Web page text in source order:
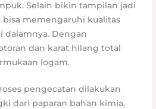
Selain bikin tampilan jadi
bisa memengaruhi kualitas
dalamnya. Dengan
dan karat hilang total
logam.
pengecatan dilakukan
dari paparan bahan kimia,